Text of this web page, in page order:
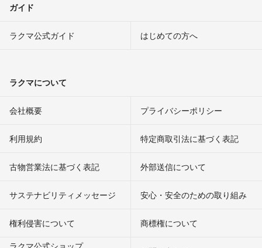
ガイド
ラクマ公式ガイド はじめての方へ
ラクマについて
会社概要 プライバシーポリシー
利用規約 特定商取引法に基づく表記
古物営業法に基づく表記 外部送信について
サステナビリティメッセージ 安心・安全のための取り組み
権利侵害について
商標権について
ラクマ公式ショップ